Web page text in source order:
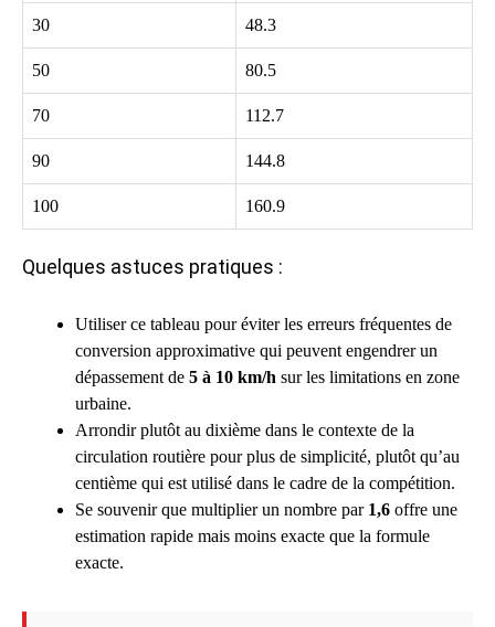
30 48.3
50 80.5
70 112.7
90 144.8
100 160.9
Quelques astuces pratiques :
Utiliser ce tableau pour éviter les erreurs fréquentes de
conversion approximative qui peuvent engendrer un
dépassement de 5 à 10 km/h sur les limitations en zone
urbaine.
Arrondir plutôt au dixième dans le contexte de la
circulation routière pour plus de simplicité, plutôt qu’au
centième qui est utilisé dans le cadre de la compétition.
Se souvenir que multiplier un nombre par 1,6 offre une
estimation rapide mais moins exacte que la formule
exacte.